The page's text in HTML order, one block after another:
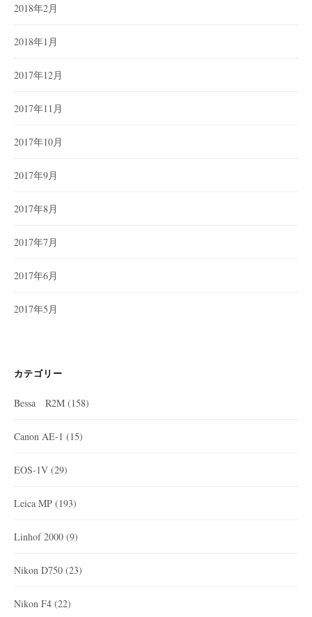
2018年2月
2018年1月
2017年12月
2017年11月
2017年10月
2017年9月
2017年8月
2017年7月
2017年6月
2017年5月
カテゴリー
Bessa R2M (158)
Canon AE-1 (15)
EOS-1V (29)
Leica MP (193)
Linhof 2000 (9)
Nikon D750 (23)
Nikon F4 (22)